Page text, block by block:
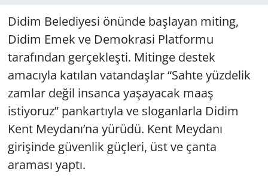
Didim Belediyesi önünde başlayan miting,
Didim Emek ve Demokrasi Platformu
tarafından gerçekleşti. Mitinge destek
amacıyla katılan vatandaşlar “Sahte yüzdelik
zamlar değil insanca yaşayacak maaş
istiyoruz” pankartıyla ve sloganlarla Didim
Kent Meydanı’na yürüdü. Kent Meydanı
girişinde güvenlik güçleri, üst ve çanta
araması yaptı.
SİYASET
SPOR
Yerel